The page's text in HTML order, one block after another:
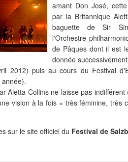
amant Don José,
par la Britannique
baguette de Sir
l'Orchestre
de Pâques dont il est
donnée
2012) puis au cours du Festival
Aletta Collins ne laisse pas
vision à la fois « très féminine, très
sur le site officiel du Festival de